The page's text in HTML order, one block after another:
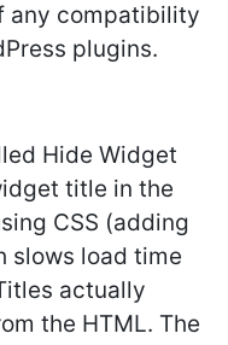
any compatibility
plugins.
Hide Widget
title in the
CSS (adding
slows load time
actually
the HTML. The